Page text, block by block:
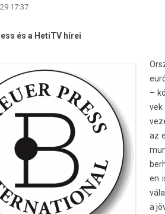
17:37
és a HetiTV hírei
–
vek
az
en
a